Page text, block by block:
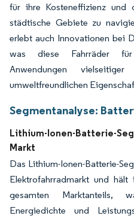
für ihre Kosteneffizienz und
städtische Gebiete zu
erlebt auch Innovationen bei
was diese Fahrräder für
Anwendungen
umweltfreundlichen
Segmentanalyse:
Lithium-Ionen-Batterie-
Markt
Das Lithium-Ionen-Batterie-
Elektrofahrradmarkt und
gesamten Marktanteils,
Energiedichte und